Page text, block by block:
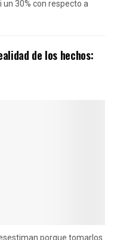
un 30% con respecto a
de los hechos:
porque tomarlos